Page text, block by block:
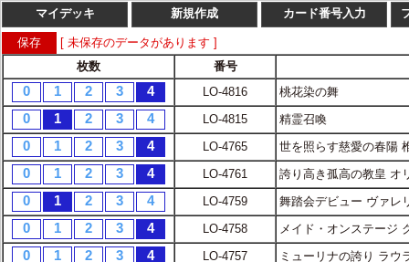
TOP カードリスト
カードリスト